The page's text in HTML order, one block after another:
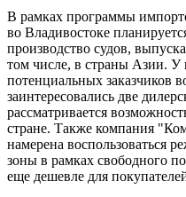
В рамках программы
во Владивостоке
производство судов,
том числе, в страны Азии. У
потенциальных заказчиков
заинтересовались две
рассматривается
стране. Также компания
намерена воспользоваться
зоны в рамках свободного
еще дешевле для